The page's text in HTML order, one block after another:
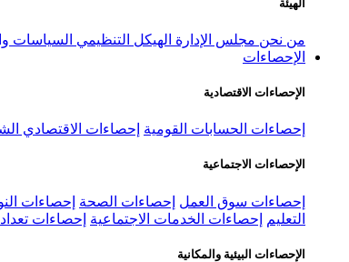
الهيئة
من نحن مجلس الإدارة الهيكل التنظيمي السياسات
الإحصاءات
الإحصاءات الاقتصادية
إحصاءات الحسابات القومية إحصاءات الاقتصادي
الإحصاءات الاجتماعية
إحصاءات سوق العمل إحصاءات الصحة إحصاءات
التعليم
إحصاءات الخدمات الاجتماعية إحصاءات تعداد
الإحصاءات البيئية والمكانية